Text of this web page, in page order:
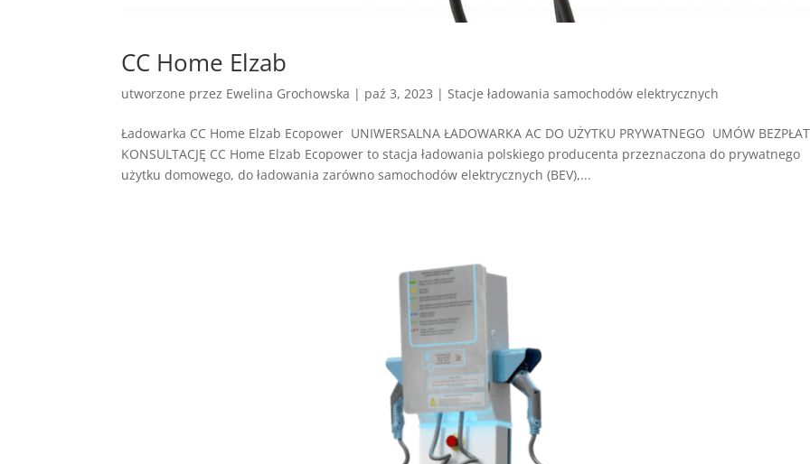
CC Home Elzab
utworzone przez Ewelina Grochowska | paź 3, 2023 | Stacje ładowania samochodów elektrycznych
Ładowarka CC Home Elzab Ecopower UNIWERSALNA ŁADOWARKA AC DO UŻYTKU PRYWATNEGO UMÓW
KONSULTACJĘ CC Home Elzab Ecopower to stacja ładowania polskiego producenta przeznaczona do prywatnego
użytku domowego, do ładowania zarówno samochodów elektrycznych (BEV),...